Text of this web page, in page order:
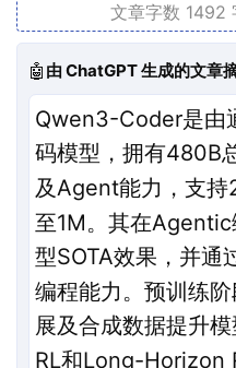
文章字数 1492
🤖 由 ChatGPT 生成的文章
Qwen3-Coder是由
码模型，拥有480B
及Agent能力，支
至1M。其在
型SOTA效果，并
编程能力。预训练
展及合成数据提升
RL和Long-Horizon